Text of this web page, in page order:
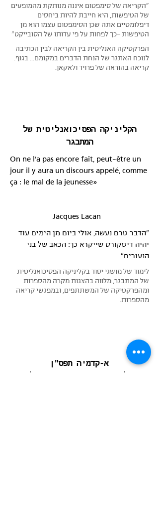
״הקריאה של סימפטום איננה מנותקת מהמופעים
של הטיפשות, היא חייבת להיות ביחסים
דיפלומטיים אתה שכן הסימפטום עצמו הוא מן
הטיפשות -כך לפחות על פי עדותו של הסובייקט״
הפרקטיקה האנליטית בין הקריאה לבין הכתיבה
לנוכח האתגר של הנחת הדברים במקומם... בגוף.
קריאה בהוראה של פרויד ולאקאן.
הקליניקה הפסיכואנליטית של
המתבגר
On ne l’a pas encore fait, peut-être un
jour il y aura un discours appelé, comme
ça : le mal de la jeunesse»
Jacques Lacan
״הדבר טרם נעשה, אולי ביום מן הימים עוד
יהיה דיסקורס שייקרא כך: הכאב של בני
הנעורים״
לימוד של מושגי יסוד בקליניקה הפסיכואנליטית
של המתבגר, מלווה בהצגות מקרה מהספרות
ומהפרקטיקה של המשתתפים, ובמפגשי קריאה
מהספרות.
א-קדמיה תפס"ן